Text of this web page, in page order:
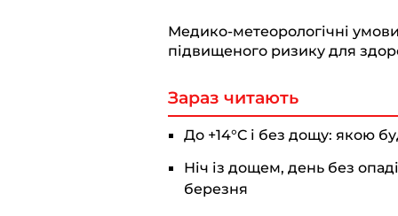
Медико-метеорологічні умови
підвищеного ризику для
Зараз читають
До +14°C і без дощу: якою
Ніч із дощем, день без
березня